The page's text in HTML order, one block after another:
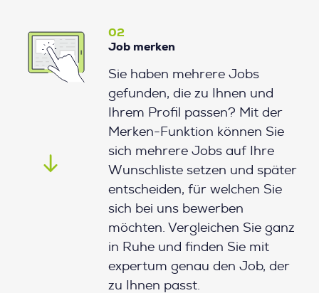
02
Job merken
Sie haben mehrere Jobs
gefunden, die zu Ihnen und
Ihrem Profil passen? Mit der
Merken-Funktion können Sie
sich mehrere Jobs auf Ihre
Wunschliste setzen und später
entscheiden, für welchen Sie
sich bei uns bewerben
möchten. Vergleichen Sie ganz
in Ruhe und finden Sie mit
expertum genau den Job, der
zu Ihnen passt.